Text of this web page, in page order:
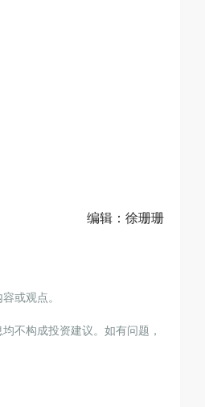
编辑：徐珊珊
或观点。
不构成投资建议。如有问题，